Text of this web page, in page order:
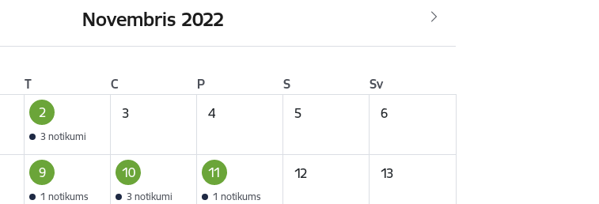
Novembris 2022
T C P S
Sv
2
3 notikumi
3 4 5 6
9
1 notikums
10
3 notikumi
11
1 notikums
12 13